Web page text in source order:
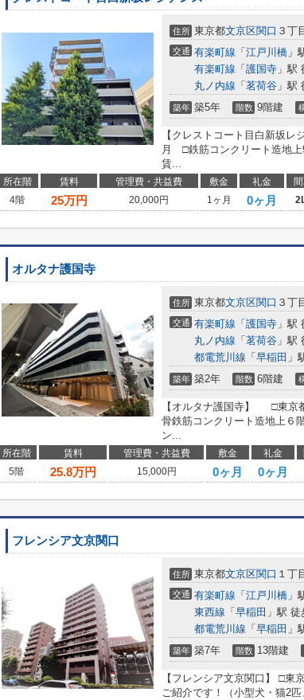
住所 東京都文京区関口 ３丁
交通 有楽町線 「 江戸川橋 」
有楽町線 「 護国寺 」駅
丸ノ内線 「 茗荷谷 」駅
築年 築5年 階数 9階建
【クレストコート目白新坂
月 □鉄筋コンクリート造地上
賃...
所在階 賃料 管理費・共益費 敷金 礼金
4階
25万円 20,000円 1ヶ月 0ヶ月
オルタナ護国寺
住所 東京都文京区関口 ３丁
交通 有楽町線 「 護国寺 」駅
丸ノ内線 「 茗荷谷 」駅
都電荒川線 「 早稲田 」
築年 築2年 階数 6階建
【オルタナ護国寺】 □東
骨鉄筋コンクリート造地上６
ン...
所在階 賃料 管理費・共益費 敷金 礼金
5階
25.8万円 15,000円 0ヶ月 0ヶ月
フレンシア文京関口
住所 東京都文京区関口 １丁
交通 有楽町線 「 江戸川橋 」
東西線 「 早稲田 」駅 徒
都電荒川線 「 早稲田 」
築年 築7年 階数 13階建
【フレンシア文京関口】 □東
ご紹介です！（小型犬・猫2